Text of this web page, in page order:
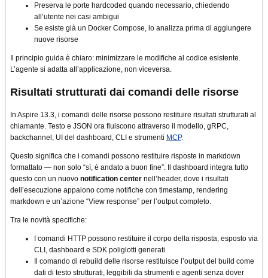
Preserva le porte hardcoded quando necessario, chiedendo
all’utente nei casi ambigui
Se esiste già un Docker Compose, lo analizza prima di aggiungere
nuove risorse
Il principio guida è chiaro: minimizzare le modifiche al codice esistente.
L’agente si adatta all’applicazione, non viceversa.
Risultati strutturati dai comandi delle risorse
In Aspire 13.3, i comandi delle risorse possono restituire risultati strutturati al
chiamante. Testo e JSON ora fluiscono attraverso il modello, gRPC,
backchannel, UI del dashboard, CLI e strumenti MCP.
Questo significa che i comandi possono restituire risposte in markdown
formattato — non solo “sì, è andato a buon fine”. Il dashboard integra tutto
questo con un nuovo notification center nell’header, dove i risultati
dell’esecuzione appaiono come notifiche con timestamp, rendering
markdown e un’azione “View response” per l’output completo.
Tra le novità specifiche:
I comandi HTTP possono restituire il corpo della risposta, esposto via
CLI, dashboard e SDK poliglotti generati
Il comando di rebuild delle risorse restituisce l’output del build come
dati di testo strutturati, leggibili da strumenti e agenti senza dover